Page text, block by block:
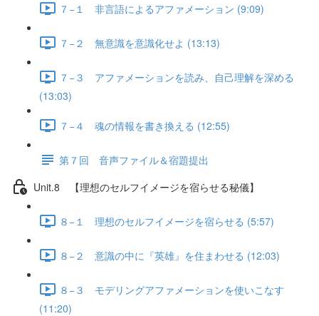
７−１ 非言語によるアファメーション (9:09)
７−２ 無意識を意識化せよ (13:13)
７−３ アファメーションを読み、自己理解を深める
(13:03)
７−４ 魂の情報を書き換える (12:55)
第７回 音声ファイル＆宿題提出
Unit.8 【理想のセルフイメージを宿らせる秘儀】
８−１ 理想のセルフイメージを宿らせる (5:57)
８−２ 意識の中に『英雄』を住まわせる (12:03)
８−３ モデリングアファメーションを使いこなす
(11:20)